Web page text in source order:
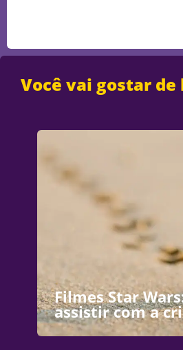
Você vai gostar
Filmes Star
assistir com a